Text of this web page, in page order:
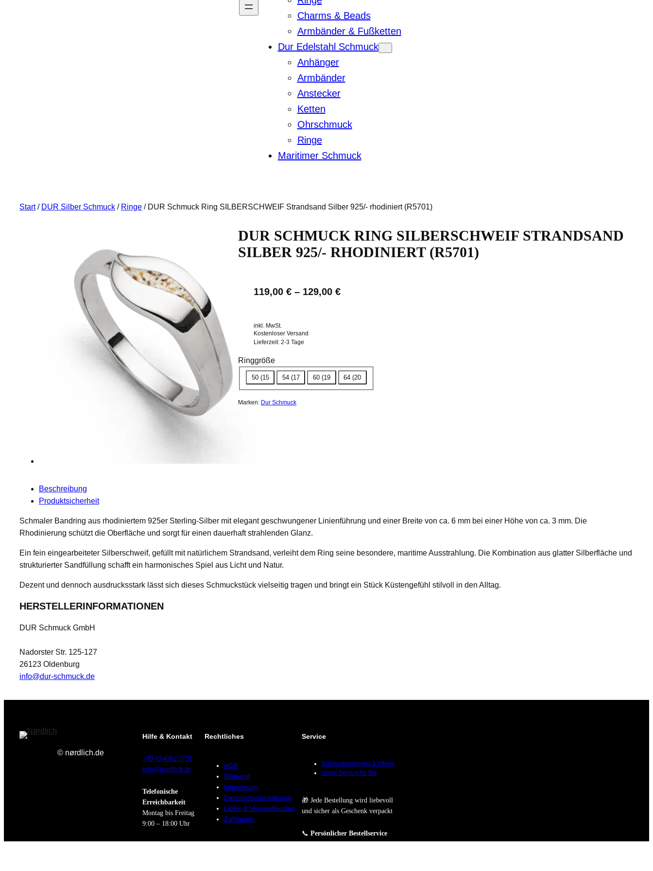
Charms & Beads
Armbänder & Fußketten
Dur Edelstahl Schmuck
Anhänger
Armbänder
Anstecker
Ketten
Ohrschmuck
Ringe
Maritimer Schmuck
Start/ DUR Silber Schmuck / Ringe / DUR Schmuck Ring SILBERSCHWEIF Strandsand Silber 925/- rhodiniert (R5701)
DUR SCHMUCK RING SILBERSCHWEIF STRANDSAND
SILBER 925/- RHODINIERT (R5701)
119,00 € – 129,00 €
inkl. MwSt.
Kostenloser Versand
Lieferzeit: 2-3 Tage
Ringgröße
50 (15 54 (17 60 (19 64 (20
Marken: Dur Schmuck
Beschreibung
Produktsicherheit
Schmaler Bandring aus rhodiniertem 925er Sterling-Silber mit elegant geschwungener Linienführung und einer Breite von ca. 6 mm bei einer Höhe von ca. 3 mm. Die
Rhodinierung schützt die Oberfläche und sorgt für einen dauerhaft strahlenden Glanz.
Ein fein eingearbeiteter Silberschweif, gefüllt mit natürlichem Strandsand, verleiht dem Ring seine besondere, maritime Ausstrahlung. Die Kombination aus glatter Silberfläche und
strukturierter Sandfüllung schafft ein harmonisches Spiel aus Licht und Natur.
Dezent und dennoch ausdrucksstark lässt sich dieses Schmuckstück vielseitig tragen und bringt ein Stück Küstengefühl stilvoll in den Alltag.
HERSTELLERINFORMATIONEN
DUR Schmuck GmbH
Nadorster Str. 125-127
26123 Oldenburg
info@dur-schmuck.de
© nørdlich.de
Hilfe & Kontakt
+49 (0)4362 5751
info@nordlich.de
Telefonische
Erreichbarkeit
Montag bis Freitag
9:00 – 18:00 Uhr
Rechtliches
AGB
Widerruf
Impressum
Datenschutzerklärung
Liefer & Versandkosten
Zahlarten
Service
Schmuckreinigung & Pflege
Unser Service für Sie
🎁 Jede Bestellung wird liebevoll
und sicher als Geschenk verpackt
📞 Persönlicher Bestellservice